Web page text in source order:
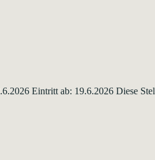
Eintritt ab: 19.6.2026 Diese